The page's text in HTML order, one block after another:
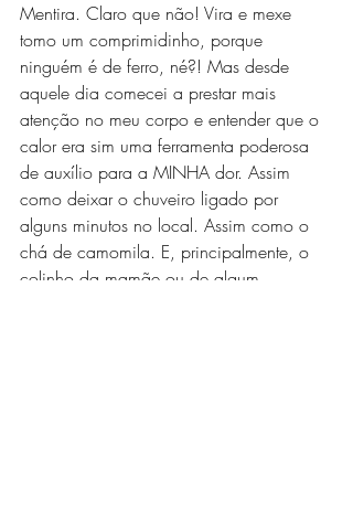
Mentira. Claro que não! Vira e mexe
tomo um comprimidinho, porque
ninguém é de ferro, né?! Mas desde
aquele dia comecei a prestar mais
atenção no meu corpo e entender que o
calor era sim uma ferramenta poderosa
de auxílio para a MINHA dor. Assim
como deixar o chuveiro ligado por
alguns minutos no local. Assim como o
chá de camomila. E, principalmente, o
colinho da mamãe ou de algum